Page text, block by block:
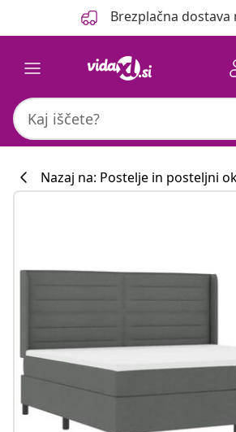
Brezplačna dostava
Nazaj na: Postelje in posteljni